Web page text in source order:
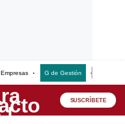
Empresas G de Gestión
SUSCRÍBETE